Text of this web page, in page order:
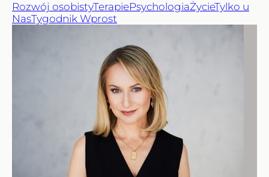
Rozwój osobistyTerapiePsychologiaŻycieTylko u
NasTygodnik Wprost